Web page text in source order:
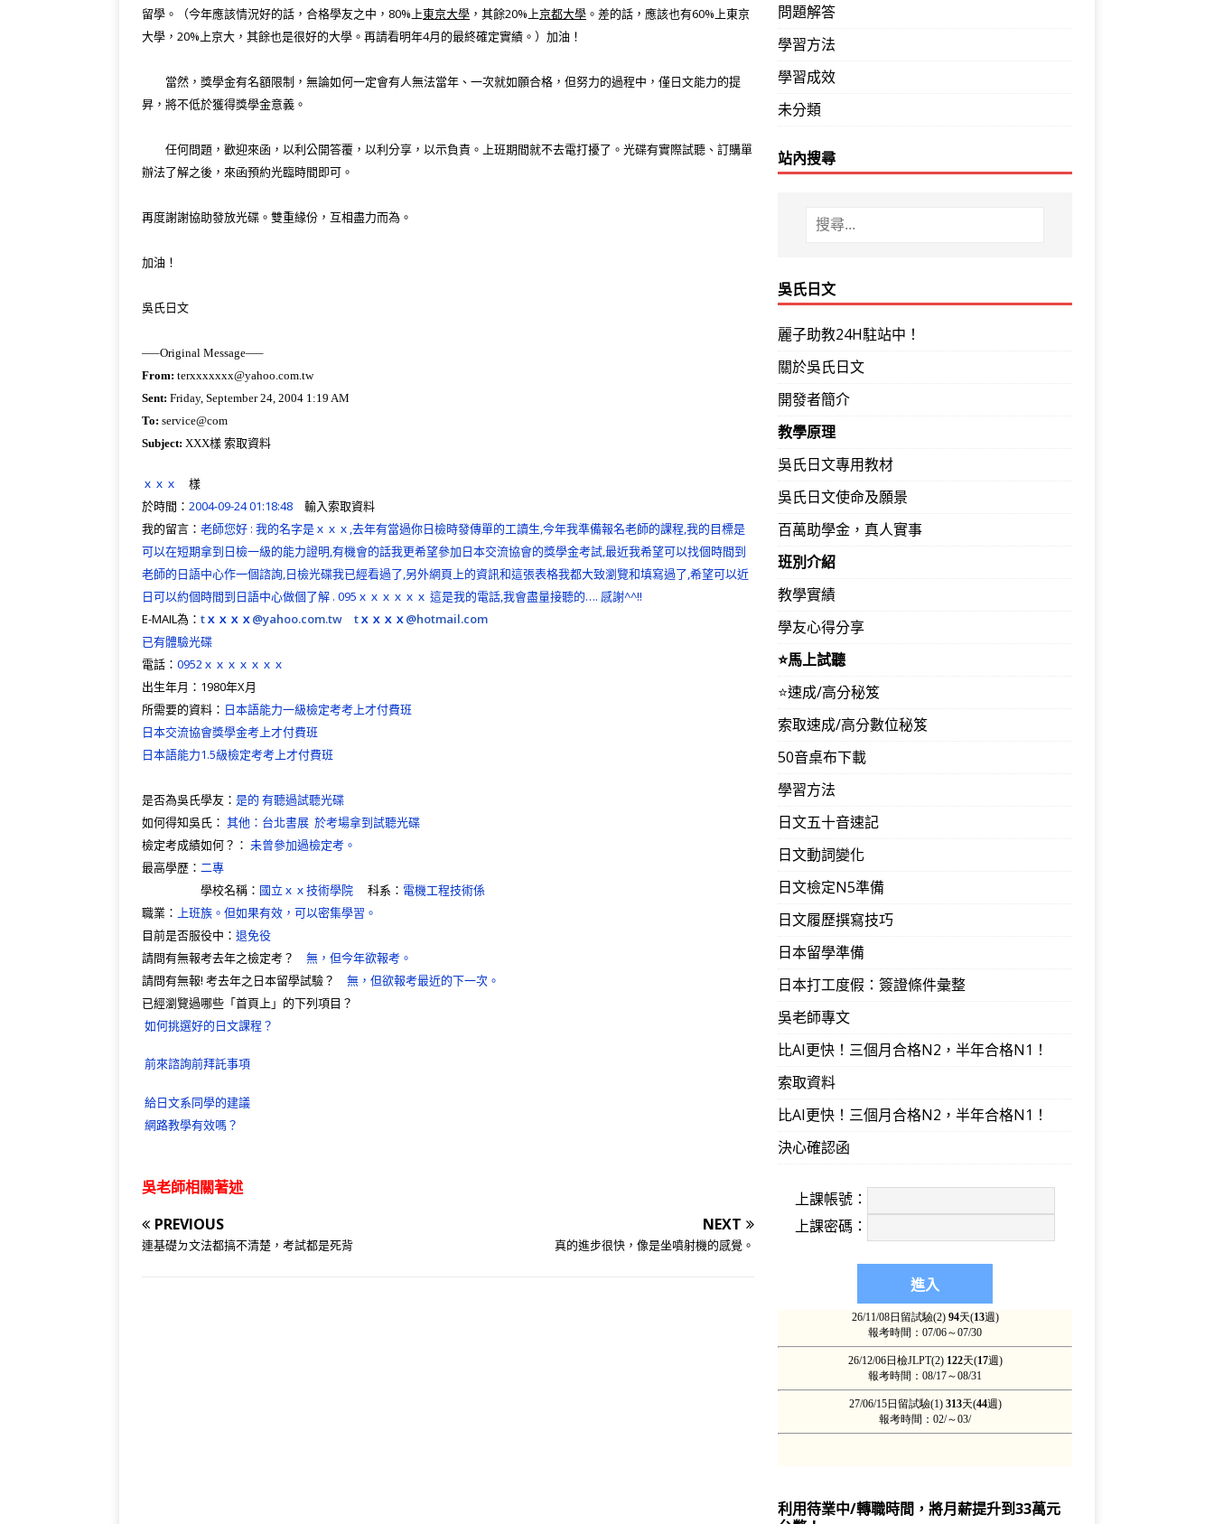
留學。（今年應該情況好的話，合格學友之中， 80%上東京大學 ，其餘20%上京都大學 。差的話，應該也有60%上東京
大學，20%上京大，其餘也是很好的大學。再請看明年4月的最終確定實績。） 加油！
當然，獎學金有名額限制，無論如何一定會有人無法當年、一次就如願合格，但努力的過程中，僅日文能力的提
昇，將不低於獲得獎學金意義。
任何問題，歡迎來函，以利公開答覆，以利分享，以示負責。上班期間就不去電打擾了。光碟有實際試聽、訂購單
辦法了解之後，來函預約光臨時間即可。
再度謝謝協助發放光碟。雙重緣份，互相盡力而為。
加油！
吳氏日文
—–Original Message—–
From: terxxxxxxx@yahoo.com.tw
Sent: Friday, September 24, 2004 1:19 AM
To: service@com
Subject: XXX樣 索取資料
ｘｘｘ
樣
於時間： 2004-09-24 01:18:48 輸入索取資料
我的留言： 老師您好 : 我的名字是ｘｘｘ,去年有當過你日檢時發傳單的工讀生,今年我準備報名老師的課程,我的目標是
可以在短期拿到日檢一級的能力證明,有機會的話我更希望參加日本交流協會的獎學金考試,最近我希望可以找個時間到
老師的日語中心作一個諮詢,日檢光碟我已經看過了,另外網頁上的資訊和這張表格我都大致瀏覽和填寫過了,希望可以近
日可以約個時間到日語中心做個了解 . 095ｘｘｘｘｘｘ 這是我的電話,我會盡量接聽的…. 感謝^^!!
E-MAIL為： tｘｘｘｘ@yahoo.com.tw tｘｘｘｘ@hotmail.com
已有體驗光碟
電話： 0952ｘｘｘｘｘｘｘ
出生年月：1980年X月
所需要的資料： 日本語能力一級檢定考考上才付費班
日本交流協會獎學金考上才付費班
日本語能力1.5級檢定考考上才付費班
是否為吳氏學友： 是的 有聽過試聽光碟
如何得知吳氏： 其他：台北書展 於考場拿到試聽光碟
檢定考成績如何？： 未曾參加過檢定考。
最高學歷： 二專
學校名稱： 國立ｘｘ技術學院 科系： 電機工程技術係
職業： 上班族。但如果有效，可以密集學習。
目前是否服役中： 退免役
請問有無報考去年之檢定考？ 無，但今年欲報考。
請問有無報! 考去年之日本留學試驗？ 無，但欲報考最近的下一次。
已經瀏覽過哪些「首頁上」的下列項目？
如何挑選好的日文課程？
前來諮詢前拜託事項
給日文系同學的建議
網路教學有效嗎？
吳老師相關著述
PREVIOUS
連基礎ㄉ文法都搞不清楚，考試都是死背
NEXT
真的進步很快，像是坐噴射機的感覺。
問題解答
學習方法
學習成效
未分類
站內搜尋
吳氏日文
麗子助教24H駐站中！
關於吳氏日文
開發者簡介
教學原理
吳氏日文專用教材
吳氏日文使命及願景
百萬助學金，真人實事
班別介紹
教學實績
學友心得分享
⭐️馬上試聽
⭐️速成/高分秘笈
索取速成/高分數位秘笈
50音桌布下載
學習方法
日文五十音速記
日文動詞變化
日文檢定N5準備
日文履歷撰寫技巧
日本留學準備
日本打工度假：簽證條件彙整
吳老師專文
比AI更快！三個月合格N2，半年合格N1！
索取資料
比AI更快！三個月合格N2，半年合格N1！
決心確認函
上課帳號：
上課密碼：
利用待業中/轉職時間，將月薪提升到33萬元